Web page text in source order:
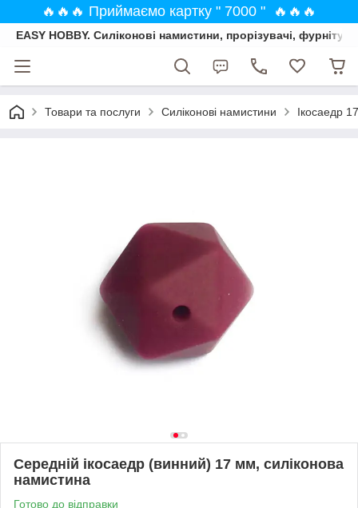
🔥🔥🔥 Приймаємо картку " 7000 " 🔥🔥🔥
EASY HOBBY. Силіконові намистини, прорізувачі,
Товари та послуги Силіконові намистини Ікосаедр
Середній ікосаедр (винний) 17 мм, силіконова
намистина
Готово до відправки